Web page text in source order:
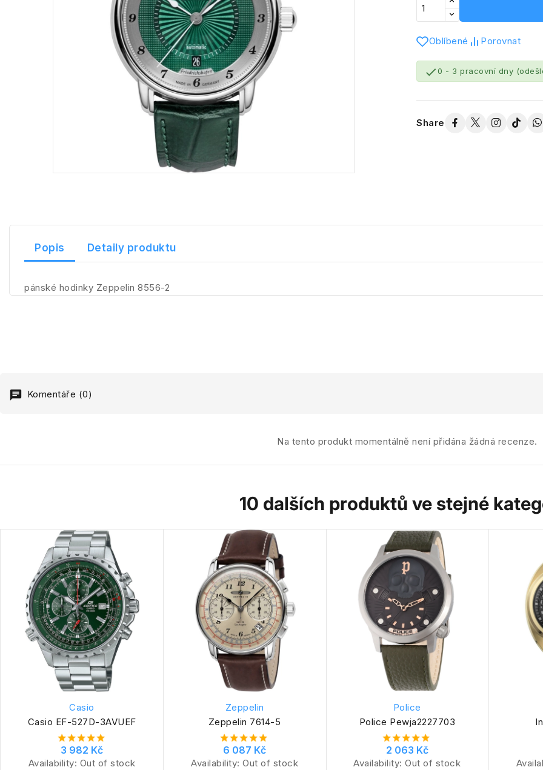
Oblíbené Porovnat
0 - 3 pracovní dny
Share
Popis Detaily produktu
pánské hodinky Zeppelin 8556-2
Komentáře (0)
Na tento produkt momentálně není přidána žádná recenze.
10 dalších produktů ve stejné
Casio
Casio EF-527D-3AVUEF
3 982 Kč
Availability: Out of stock
Zeppelin
Zeppelin 7614-5
6 087 Kč
Availability:Out of stock
Police
Police Pewja2227703
2 063 Kč
Availability:Out of stock